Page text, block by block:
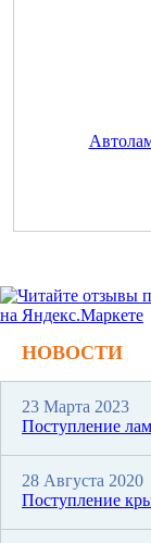
НОВОСТИ
23 Марта 2023
Поступление
28 Августа 2020
Поступление